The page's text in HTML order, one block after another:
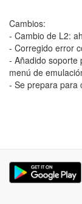
Cambios:
- Cambio de L2:
- Corregido error
- Añadido soporte
menú de
- Se prepara para